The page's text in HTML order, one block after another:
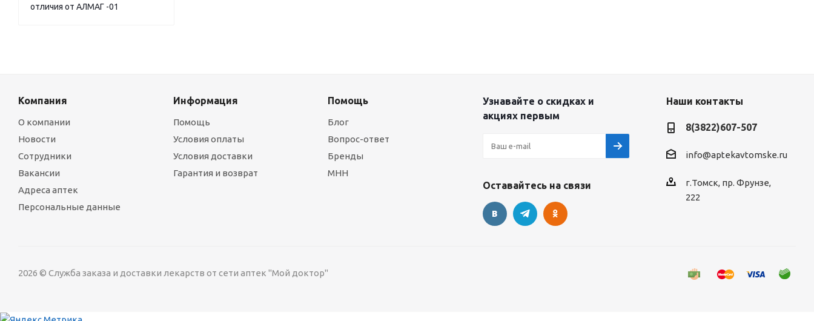
отличия от АЛМАГ -01
Компания
О компании
Новости
Сотрудники
Вакансии
Адреса аптек
Персональные данные
Информация
Помощь
Условия оплаты
Условия доставки
Гарантия и возврат
Помощь
Блог
Вопрос-ответ
Бренды
МНН
Узнавайте о скидках и
акциях первым
Оставайтесь на связи
Наши контакты
8(3822)607-507
info@aptekavtomske.ru
г.Томск, пр. Фрунзе,
222
2026 © Служба заказа и доставки лекарств от сети аптек "Мой доктор"